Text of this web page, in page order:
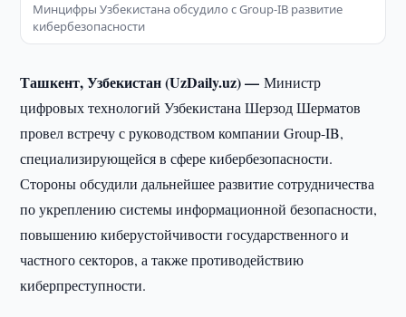
Минцифры Узбекистана обсудило с Group-IB развитие
кибербезопасности
Ташкент, Узбекистан (UzDaily.uz) —Министр
цифровых технологий Узбекистана Шерзод Шерматов
провел встречу с руководством компании Group-IB,
специализирующейся в сфере кибербезопасности.
Стороны обсудили дальнейшее развитие сотрудничества
по укреплению системы информационной безопасности,
повышению киберустойчивости государственного и
частного секторов, а также противодействию
киберпреступности.